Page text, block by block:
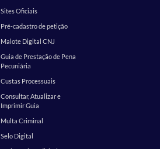
Sites Oficiais
Pré-cadastro de petição
Malote Digital CNJ
Guia de Prestação de Pena
Pecuniária
Custas Processuais
Consultar, Atualizar e
Imprimir Guia
Multa Criminal
Selo Digital